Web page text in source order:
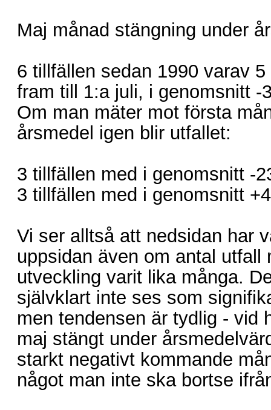
Maj månad stängning under
6 tillfällen sedan 1990 varav
fram till 1:a juli, i genomsnitt -
Om man mäter mot första
årsmedel igen blir utfallet:
3 tillfällen med i genomsnitt -
3 tillfällen med i genomsnitt
Vi ser alltså att nedsidan har
uppsidan även om antal
utveckling varit lika många.
självklart inte ses som
men tendensen är tydlig - vid
maj stängt under
starkt negativt kommande
något man inte ska bortse